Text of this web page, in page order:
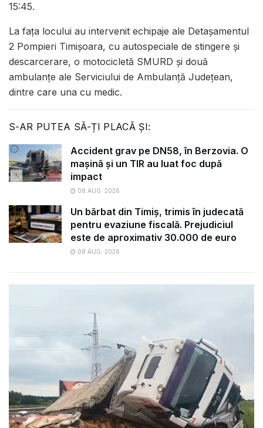
15:45.
La fața locului au intervenit echipaje ale Detașamentul
2 Pompieri Timișoara, cu autospeciale de stingere și
descarcerare, o motocicletă SMURD și două
ambulanțe ale Serviciului de Ambulanță Județean,
dintre care una cu medic.
S-AR PUTEA SĂ-ȚI PLACĂ ȘI:
Accident grav pe DN58, în Berzovia. O
mașină și un TIR au luat foc după
impact
08 AUG. 2026
Un bărbat din Timiș, trimis în judecată
pentru evaziune fiscală. Prejudiciul
este de aproximativ 30.000 de euro
08 AUG. 2026